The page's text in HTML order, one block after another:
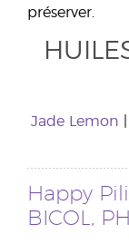
préserver.
Jade Lemon
Happy
BICOL,